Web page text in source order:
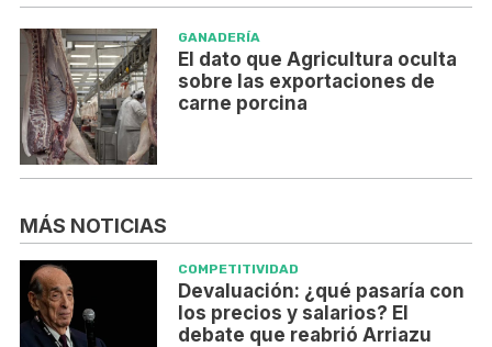
GANADERÍA
El dato que Agricultura oculta
sobre las exportaciones de
carne porcina
MÁS NOTICIAS
COMPETITIVIDAD
Devaluación: ¿qué pasaría con
los precios y salarios? El
debate que reabrió Arriazu